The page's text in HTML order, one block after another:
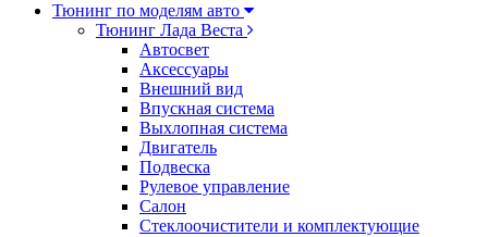
Тюнинг по моделям авто
Тюнинг Лада Веста
Автосвет
Аксессуары
Внешний вид
Впускная система
Выхлопная система
Двигатель
Подвеска
Рулевое управление
Салон
Стеклоочистители и комплектующие